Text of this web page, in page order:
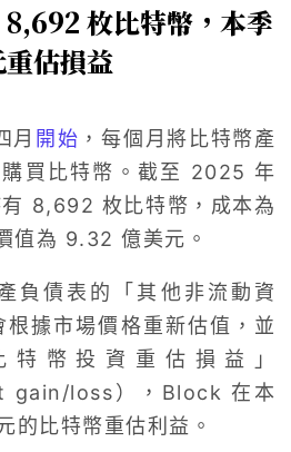
枚比特幣，本季
估損益
月 開始 ，每個月將比特幣產
買比特幣。截至 2025 年
8,692 枚比特幣，成本為
值為 9.32 億美元。
負債表的「其他非流動資
據市場價格重新估值，並
幣投資重估損益」
gain/loss），Block 在本
的比特幣重估利益。